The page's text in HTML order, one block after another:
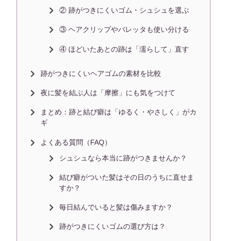
② 跡がつきにくいゴム・シュシュを選ぶ
③ ヘアクリップやバレッタも使い分ける
④ ほどいたあとの跡は「濡らして」直す
跡がつきにくいヘアゴムの素材を比較
夜に髪を結ぶ人は「摩擦」にも気をつけて
まとめ：跡と結び癖は「ゆるく・やさしく」がカ
ギ
よくある質問（FAQ）
シュシュなら本当に跡がつきませんか？
結び癖がついた髪はその日のうちに直せま
すか？
毎日結んでいると髪は傷みますか？
跡がつきにくいゴムの選び方は？